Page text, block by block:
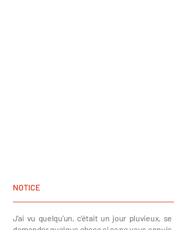
NOTICE
J’ai vu quelqu’un, c’était un jour pluvieux,